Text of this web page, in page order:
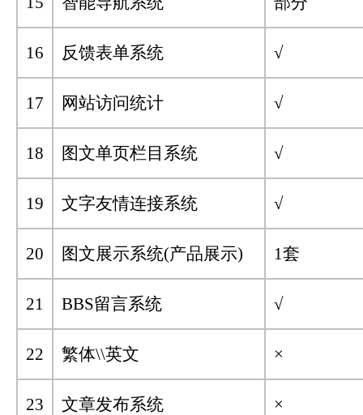
16 反馈表单系统 √
17 网站访问统计 √
18 图文单页栏目系统 √
19 文字友情连接系统 √
20 图文展示系统(产品展示) 1套
21 BBS留言系统 √
22 繁体\\英文 ×
23 文章发布系统 ×